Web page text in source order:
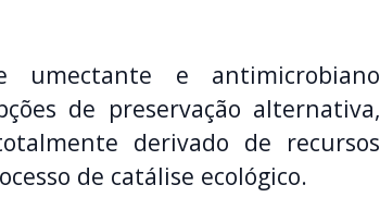
e antimicrobiano
de preservação alternativa,
derivado de recursos
de catálise ecológico.